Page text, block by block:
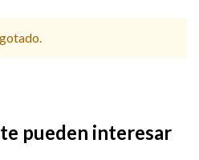
pueden interesar
Chalecos